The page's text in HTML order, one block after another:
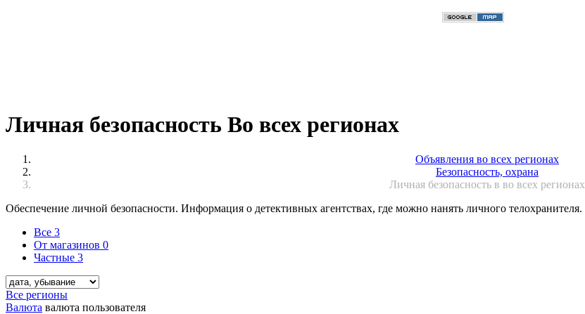
Личная безопасность Во всех регионах
Объявления во всех регионах
Безопасность, охрана
Личная безопасность в во всех регионах
Обеспечение личной безопасности. Информация о детективных агентствах, где можно нанять личного телохранителя.
Все 3
От магазинов 0
Частные 3
Все регионы
Валюта валюта пользователя